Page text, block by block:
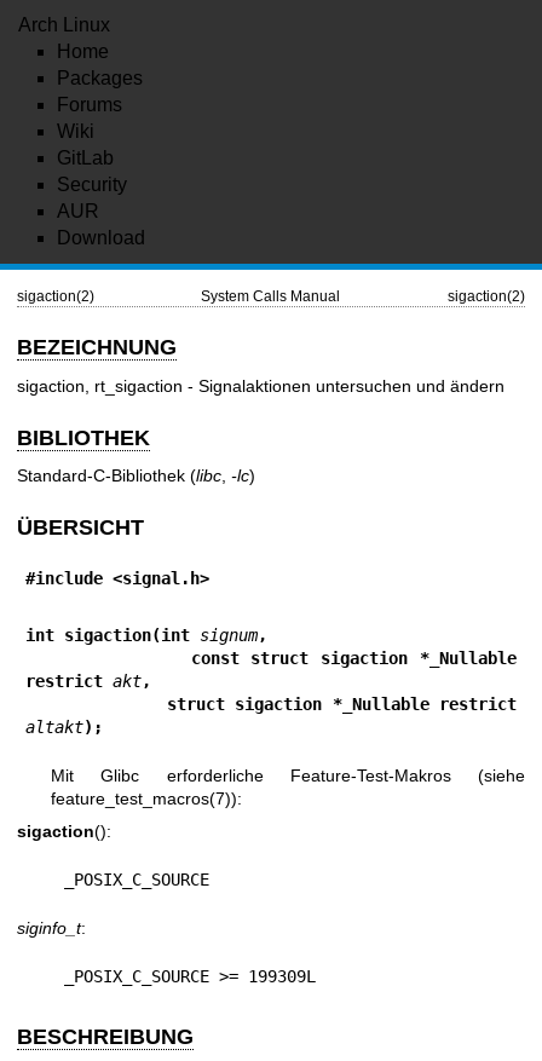
Arch Linux
Home
Packages
Forums
Wiki
GitLab
Security
AUR
Download
sigaction(2) System Calls Manual sigaction(2)
BEZEICHNUNG
sigaction, rt_sigaction - Signalaktionen untersuchen und ändern
BIBLIOTHEK
Standard-C-Bibliothek (libc -lc)
ÜBERSICHT
#include <signal.h>
int sigaction(int signum,
restrict akt,
altakt);
Mit Glibc erforderliche Feature-Test-Makros (siehe
feature_test_macros(7)):
sigaction():
    _POSIX_C_SOURCE
siginfo_t:
    _POSIX_C_SOURCE >= 199309L
BESCHREIBUNG